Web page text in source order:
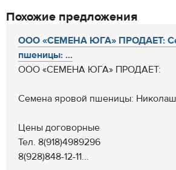
Похожие предложения
ООО «СЕМЕНА ЮГА» ПРОДАЕТ:
пшеницы: ...
ООО «СЕМЕНА ЮГА» ПРОДАЕТ:
Семена яровой пшеницы:
Цены договорные
Тел. 8(918)4989296
8(928)848-12-11...